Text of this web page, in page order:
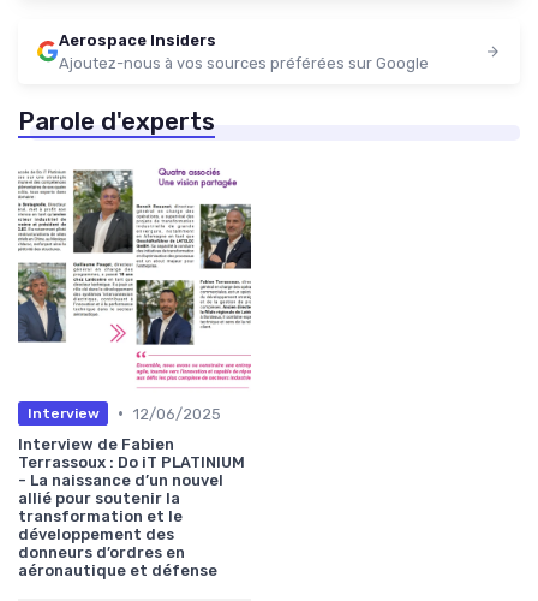
Aerospace Insiders
Ajoutez-nous à vos sources préférées sur Google
Parole d'experts
Interview • 12/06/2025
Interview de Fabien
Terrassoux : Do iT PLATINIUM
- La naissance d’un nouvel
allié pour soutenir la
transformation et le
développement des
donneurs d’ordres en
aéronautique et défense